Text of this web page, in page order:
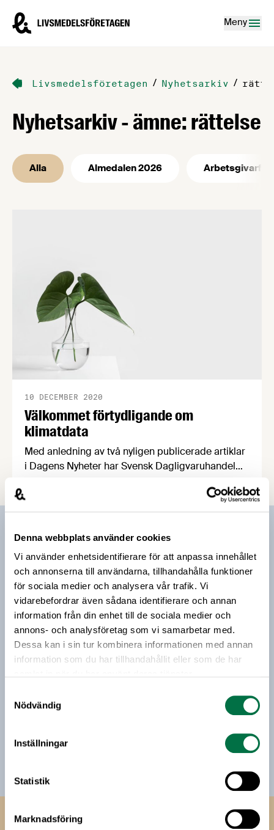
Denna webbplats använder cookies
Vi använder enhetsidentifierare för att anpassa innehållet
och annonserna till användarna, tillhandahålla funktioner
för sociala medier och analysera vår trafik. Vi
vidarebefordrar även sådana identifierare och annan
information från din enhet till de sociala medier och
annons- och analysföretag som vi samarbetar med.
Dessa kan i sin tur kombinera informationen med annan
information som du har tillhandahållit eller som de har
Nödvändig
Inställningar
Statistik
Marknadsföring
Livsmedelsföretagen – till startsidan
Meny
Livsmedelsföretagen / Nyhetsarkiv /
Nyhetsarkiv - ämne: rättelse
Alla Almedalen 2026
Välkommet förtydligande om
klimatdata
10 DECEMBER 2020
Med anledning av två nyligen publicerade artiklar
i Dagens Nyheter har Svensk Dagligvaruhandel
Detta för att räta ut vissa frågetecken och
förtydliga kring ett antal missförstånd i artiklarna.
Livsmedelsföretagen.
Prenumerera på vårt nyhetsbrev
Vårt nyhetsbrev kommer ut 3-4 gånger i månaden och
riktar sig till alla med ett intresse för
livsmedelsföretagande och den svenska
livsmedelsbranschen. När du anmäler dig till vårt
nyhetsbrev godkänner du Livsmedelsföretagens
hantering av personuppgifter.
Jag vill få relevant information från Livsmedelsföretagen
sälja min personliga information. Jag kan när som helst
avsluta prenumerationen.
Livsmedels­företagen